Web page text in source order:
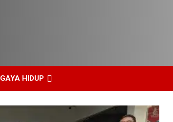
GAYA HIDUP